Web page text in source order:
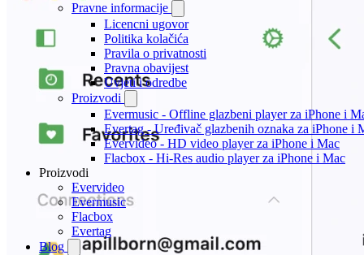
Pravne informacije
Licencni ugovor
Politika kolačića
Pravila o privatnosti
Pravna obavijest
Uvjeti i odredbe
Proizvodi
Evermusic - Offline glazbeni player za iPhone i
Evertag - Uređivač glazbenih oznaka za iPhone i
Evervideo - HD video player za iPhone i Mac
Flacbox - Hi-Res audio player za iPhone i Mac
Proizvodi
Evervideo
Evermusic
Flacbox
Evertag
Blog